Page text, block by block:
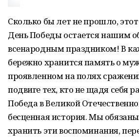
Сколько бы лет не прошло,
День Победы остается нашим
всенародным праздником! В
бережно хранится память о
проявленном на полях
подвиге тех, кто не щадя себя
Победа в Великой
бесценная история. Мы
хранить эти воспоминания,